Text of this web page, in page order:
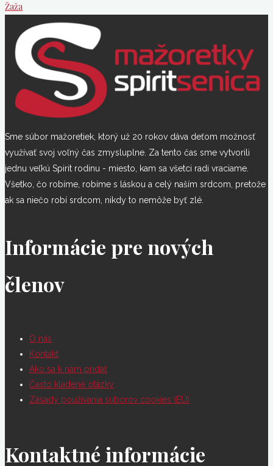
Žaža
Sme súbor mažoretiek, ktorý už 20 rokov dáva deťom možnosť
využívať svoj voľný čas zmysluplne. Za tento čas sme vytvorili
jednu veľkú Spirit rodinu - miesto, kam sa všetci radi vraciame.
Všetko, čo robíme, robíme s láskou a celý naším srdcom, pretože
ak sa niečo robí srdcom, nikdy to nemôže byť zlé.
Informácie pre nových
členov
O nás
Kontakt
Ako sa k nám pridať
Často kladené otázky
Zásady používania súborov cookies (EÚ)
Kontaktné informácie